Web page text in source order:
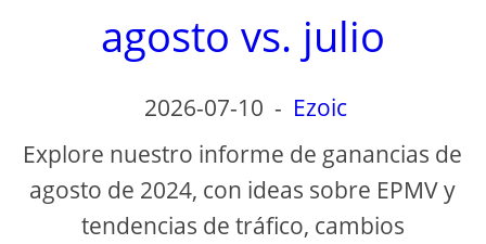
agosto vs. julio
2026-07-10 - Ezoic
Explore nuestro informe de ganancias de
agosto de 2024, con ideas sobre EPMV y
tendencias de tráfico, cambios